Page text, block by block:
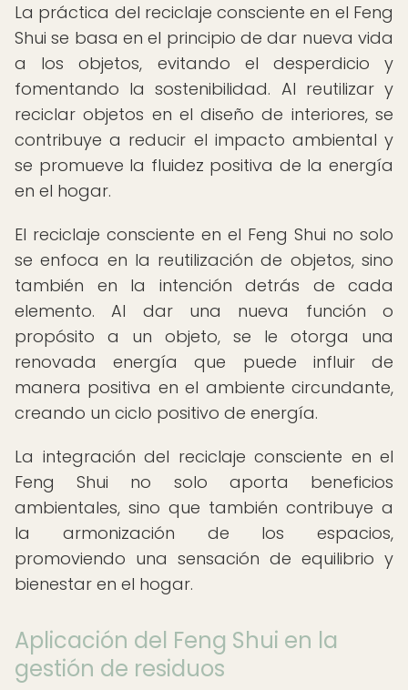
La práctica del reciclaje consciente en el Feng
Shui se basa en el principio de dar nueva vida
a los objetos, evitando el desperdicio y
fomentando la sostenibilidad. Al reutilizar y
reciclar objetos en el diseño de interiores, se
contribuye a reducir el impacto ambiental y
se promueve la fluidez positiva de la energía
en el hogar.
El reciclaje consciente en el Feng Shui no solo
se enfoca en la reutilización de objetos, sino
también en la intención detrás de cada
elemento. Al dar una nueva función o
propósito a un objeto, se le otorga una
renovada energía que puede influir de
manera positiva en el ambiente circundante,
creando un ciclo positivo de energía.
La integración del reciclaje consciente en el
Feng Shui no solo aporta beneficios
ambientales, sino que también contribuye a
la armonización de los espacios,
promoviendo una sensación de equilibrio y
bienestar en el hogar.
Aplicación del Feng Shui en la
gestión de residuos